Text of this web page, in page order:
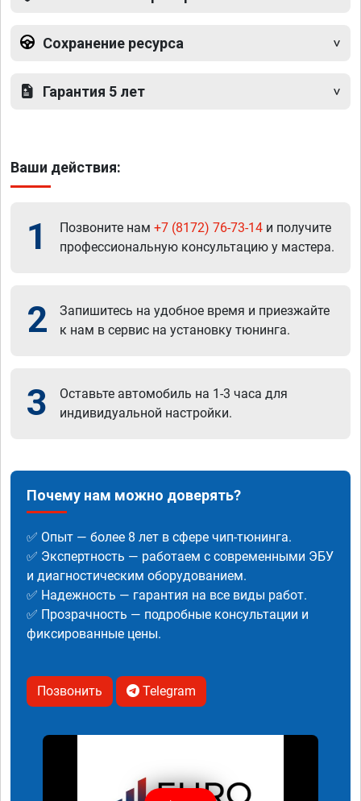
Сохранение ресурса
Гарантия 5 лет
Ваши действия:
1 Позвоните нам +7 (8172) 76-73-14 и получите
профессиональную консультацию у мастера.
2
Запишитесь на удобное время и приезжайте
к нам в сервис на установку тюнинга.
3
Оставьте автомобиль на 1-3 часа для
индивидуальной настройки.
Почему нам можно доверять?
✅ Опыт — более 8 лет в сфере чип-тюнинга.
✅ Экспертность — работаем с современными ЭБУ
и диагностическим оборудованием.
✅ Надежность — гарантия на все виды работ.
✅ Прозрачность — подробные консультации и
фиксированные цены.
Позвонить Telegram